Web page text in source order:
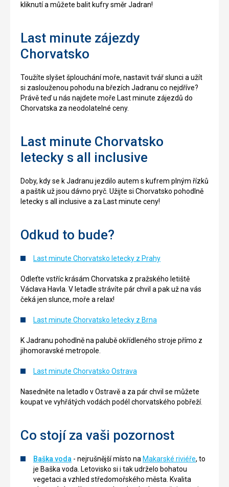
kliknutí a můžete balit kufry směr Jadran!
Last minute zájezdy
Chorvatsko
Toužíte slyšet šplouchání moře, nastavit tvář slunci a užít
si zaslouženou pohodu na březích Jadranu co nejdříve?
Právě teď u nás najdete moře Last minute zájezdů do
Chorvatska za neodolatelné ceny.
Last minute Chorvatsko
letecky s all inclusive
Doby, kdy se k Jadranu jezdilo autem s kufrem plným řízků
a paštik už jsou dávno pryč. Užijte si Chorvatsko pohodlně
letecky s all inclusive a za Last minute ceny!
Odkud to bude?
Last minute Chorvatsko letecky z Prahy
Odleťte vstříc krásám Chorvatska z pražského letiště
Václava Havla. V letadle strávíte pár chvil a pak už na vás
čeká jen slunce, moře a relax!
Last minute Chorvatsko letecky z Brna
K Jadranu pohodlně na palubě okřídleného stroje přímo z
jihomoravské metropole.
Last minute Chorvatsko Ostrava
Nasedněte na letadlo v Ostravě a za pár chvil se můžete
koupat ve vyhřátých vodách podél chorvatského pobřeží.
Co stojí za vaši pozornost
Baška voda - nejrušnější místo na Makarské riviéře, to
je Baška voda. Letovisko si i tak udrželo bohatou
vegetaci a vzhled středomořského města. Kvalita